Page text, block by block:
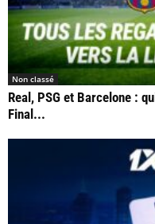
Non classé
Real, PSG et Barcelone :
Final...